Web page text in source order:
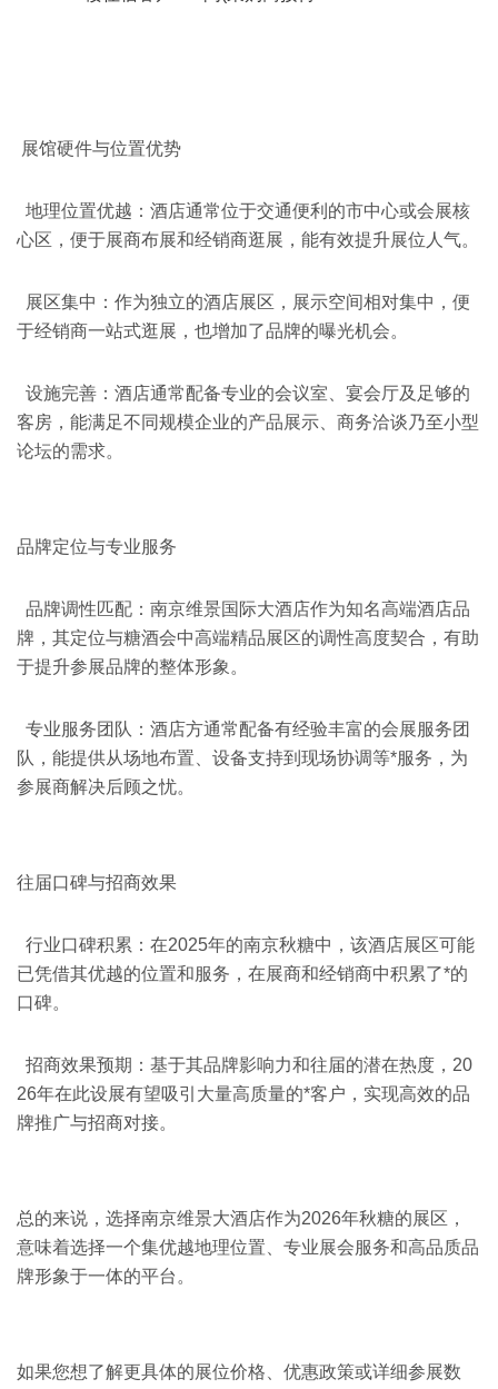
展馆硬件与位置优势
地理位置优越：酒店通常位于交通便利的市中心或会展核
心区，便于展商布展和经销商逛展，能有效提升展位人气。
展区集中：作为独立的酒店展区，展示空间相对集中，便
于经销商一站式逛展，也增加了品牌的曝光机会。
设施完善：酒店通常配备专业的会议室、宴会厅及足够的
客房，能满足不同规模企业的产品展示、商务洽谈乃至小型
论坛的需求。
品牌定位与专业服务
品牌调性匹配：南京维景国际大酒店作为知名高端酒店品
牌，其定位与糖酒会中高端精品展区的调性高度契合，有助
于提升参展品牌的整体形象。
专业服务团队：酒店方通常配备有经验丰富的会展服务团
队，能提供从场地布置、设备支持到现场协调等*服务，为
参展商解决后顾之忧。
往届口碑与招商效果
行业口碑积累：在2025年的南京秋糖中，该酒店展区可能
已凭借其优越的位置和服务，在展商和经销商中积累了*的
口碑。
招商效果预期：基于其品牌影响力和往届的潜在热度，20
26年在此设展有望吸引大量高质量的*客户，实现高效的品
牌推广与招商对接。
总的来说，选择南京维景大酒店作为2026年秋糖的展区，
意味着选择一个集优越地理位置、专业展会服务和高品质品
牌形象于一体的平台。
如果您想了解更具体的展位价格、优惠政策或详细参展数